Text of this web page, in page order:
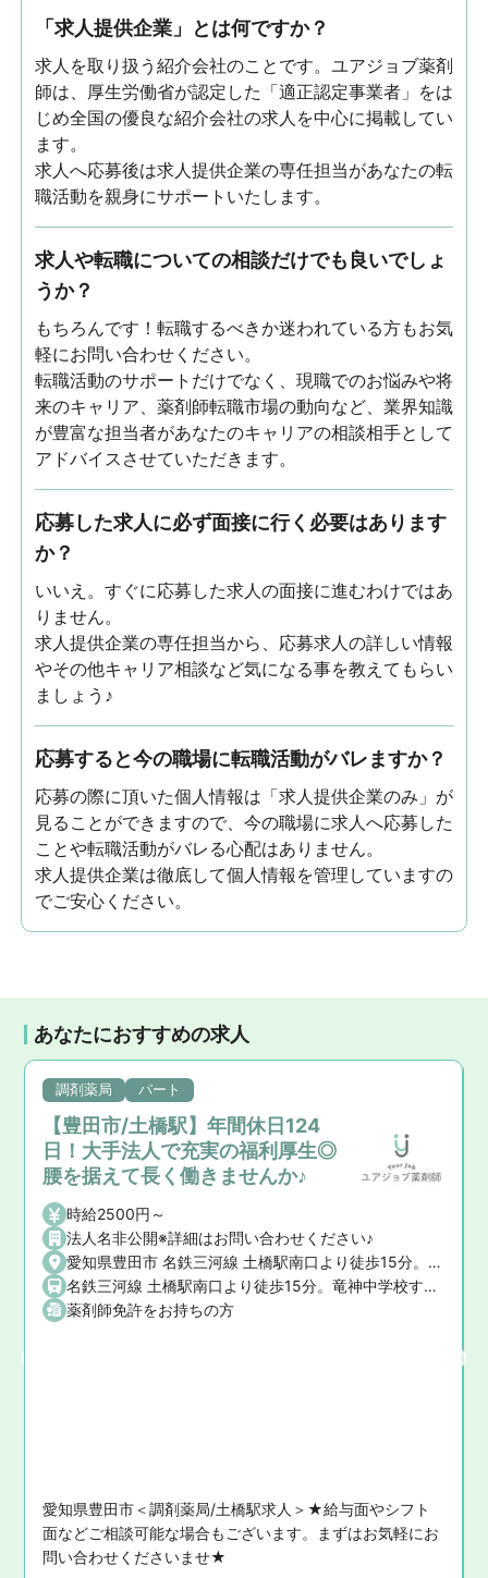
「求人提供企業」とは何ですか？
求人を取り扱う紹介会社のことです。ユアジョブ薬剤
師は、厚生労働省が認定した「適正認定事業者」をは
じめ全国の優良な紹介会社の求人を中心に掲載してい
ます。
求人へ応募後は求人提供企業の専任担当があなたの転
職活動を親身にサポートいたします。
求人や転職についての相談だけでも良いでしょ
うか？
もちろんです！転職するべきか迷われている方もお気
軽にお問い合わせください。
転職活動のサポートだけでなく、現職でのお悩みや将
来のキャリア、薬剤師転職市場の動向など、業界知識
が豊富な担当者があなたのキャリアの相談相手として
アドバイスさせていただきます。
応募した求人に必ず面接に行く必要はあります
か？
いいえ。すぐに応募した求人の面接に進むわけではあ
りません。
求人提供企業の専任担当から、応募求人の詳しい情報
やその他キャリア相談など気になる事を教えてもらい
ましょう♪
応募すると今の職場に転職活動がバレますか？
応募の際に頂いた個人情報は「求人提供企業のみ」が
見ることができますので、今の職場に求人へ応募した
ことや転職活動がバレる心配はありません。
求人提供企業は徹底して個人情報を管理していますの
でご安心ください。
あなたにおすすめの求人
調剤薬局 パート
【豊田市/土橋駅】年間休日124
日！大手法人で充実の福利厚生◎
腰を据えて長く働きませんか♪
時給2500円～
法人名非公開※詳細はお問い合わせください♪
愛知県豊田市 名鉄三河線 土橋駅南口より徒歩15分。竜神中学校すぐ西
名鉄三河線 土橋駅南口より徒歩15分。竜神中学校すぐ西
薬剤師免許をお持ちの方
愛知県豊田市＜調剤薬局/土橋駅求人＞★給与面やシフト
面などご相談可能な場合もございます。まずはお気軽にお
問い合わせくださいませ★